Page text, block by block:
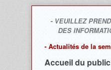
- VEUILLEZ
DES
- Actualités de la
Accueil du